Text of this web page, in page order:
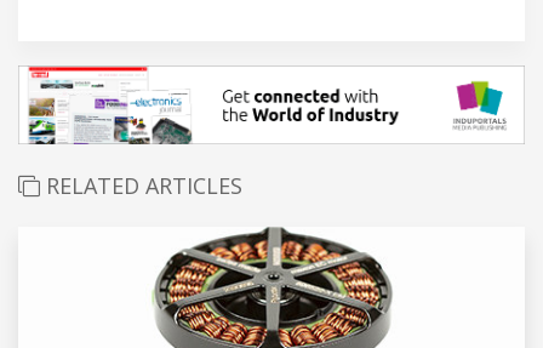
RELATED ARTICLES